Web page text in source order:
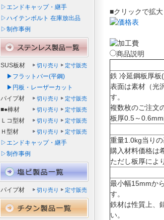
■クリックで拡大
商品説明
鉄 冷延鋼板厚板
表面は素材（光
す。
複数枚のご注文
板厚0.5～
重量1.0kg当り
購入材料価格は
ただし板厚によ
最小幅15mmか
す。
鉄材は性質上、
い。
▷エンドキャップ・継手
▷ハイテンボルト 在庫放出品
▷制作事例
SUS板材 切り売り 定寸販売
▶フラットバー(平鋼)
▶円板・レーザーカット
パイプ材
切り売り 定寸販売
■●棒材 切り売り 定寸販売
Ｌコ型材 切り売り 定寸販売
Ｈ型材 切り売り 定寸販売
▷エンドキャップ・継手
▷制作事例
パイプ材 切り売り 定寸販売